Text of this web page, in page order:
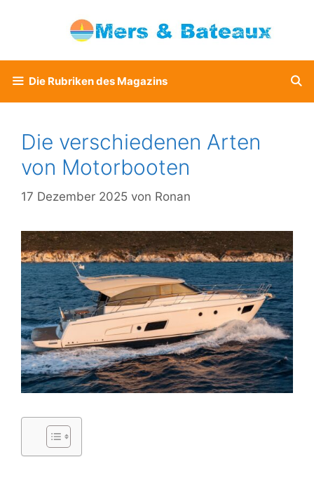
Die Rubriken des Magazins
Die verschiedenen Arten
von Motorbooten
17 Dezember 2025 von Ronan